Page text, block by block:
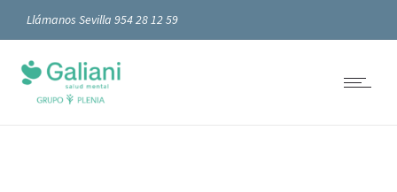
Llámanos Sevilla 954 28 12 59